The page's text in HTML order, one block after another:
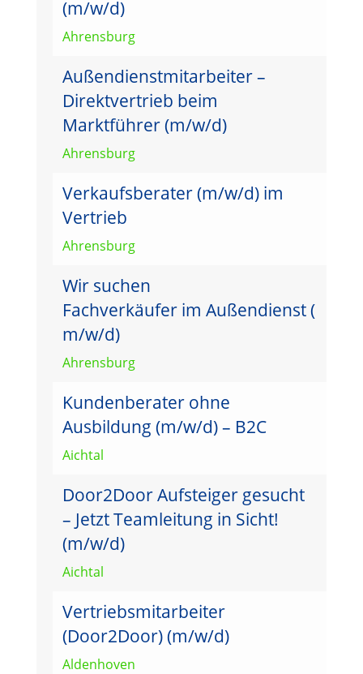
(m/w/d)
Ahrensburg
Außendienstmitarbeiter –
Direktvertrieb beim
Marktführer (m/w/d)
Ahrensburg
Verkaufsberater (m/w/d) im
Vertrieb
Ahrensburg
Wir suchen
Fachverkäufer im Außendienst (
m/w/d)
Ahrensburg
Kundenberater ohne
Ausbildung (m/w/d) – B2C
Aichtal
Door2Door Aufsteiger gesucht
– Jetzt Teamleitung in Sicht!
(m/w/d)
Aichtal
Vertriebsmitarbeiter
(Door2Door) (m/w/d)
Aldenhoven